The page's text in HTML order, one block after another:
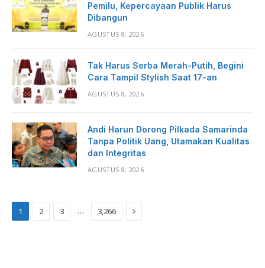
Pemilu, Kepercayaan Publik Harus
Dibangun
AGUSTUS 8, 2026
Tak Harus Serba Merah-Putih, Begini
Cara Tampil Stylish Saat 17-an
AGUSTUS 8, 2026
Andi Harun Dorong Pilkada Samarinda
Tanpa Politik Uang, Utamakan Kualitas
dan Integritas
AGUSTUS 8, 2026
1 2 3 … 3,266 Next